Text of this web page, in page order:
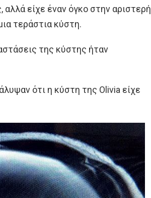
είχε έναν όγκο στην αριστερή
τεράστια κύστη.
της κύστης ήταν
ότι η κύστη της Olivia είχε